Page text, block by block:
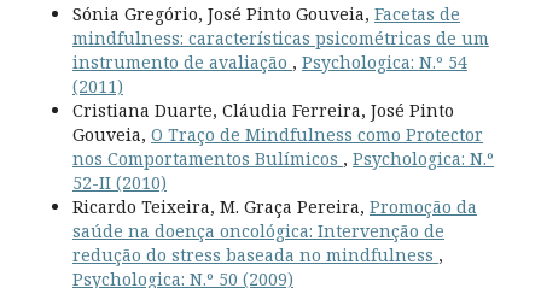
Sónia Gregório, José Pinto Gouveia, Facetas de
mindfulness: características psicométricas de um
instrumento de avaliação , Psychologica: N.º 54
(2011)
Cristiana Duarte, Cláudia Ferreira, José Pinto
Gouveia, O Traço de Mindfulness como Protector
nos Comportamentos Bulímicos , Psychologica: N.º
52-II (2010)
Ricardo Teixeira, M. Graça Pereira, Promoção da
saúde na doença oncológica: Intervenção de
redução do stress baseada no mindfulness ,
Psychologica: N.º 50 (2009)